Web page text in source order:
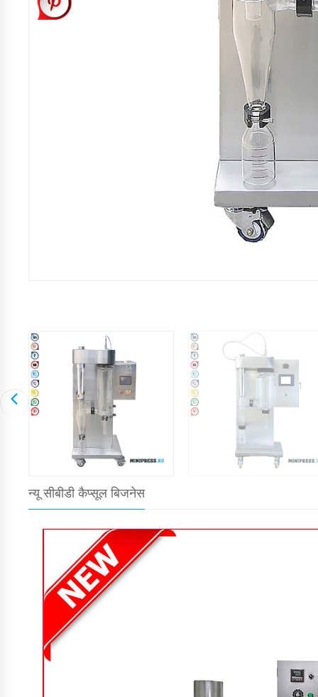
न्यू सीबीडी कैप्सूल बिजनेस